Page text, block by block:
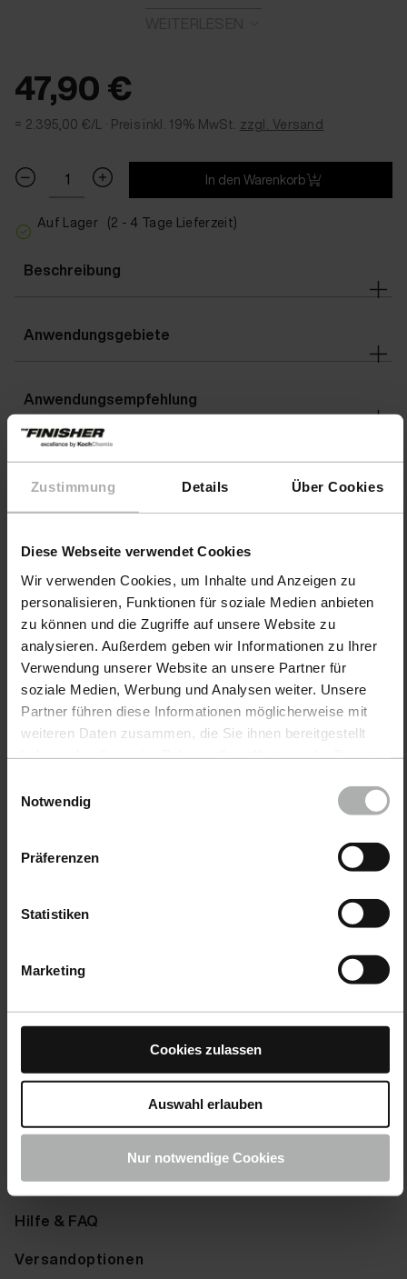
Zustimmung Details Über Cookies
Diese Webseite verwendet Cookies
Wir verwenden Cookies, um Inhalte und Anzeigen zu
personalisieren, Funktionen für soziale Medien anbieten
zu können und die Zugriffe auf unsere Website zu
analysieren. Außerdem geben wir Informationen zu Ihrer
Verwendung unserer Website an unsere Partner für
soziale Medien, Werbung und Analysen weiter. Unsere
Partner führen diese Informationen möglicherweise mit
weiteren Daten zusammen, die Sie ihnen bereitgestellt
Einstellungen zu den Cookies finden Sie unter
Notwendig
Präferenzen
Statistiken
Marketing
Cookies zulassen
Auswahl erlauben
Nur notwendige Cookies
Schleifbar und ideal zum Überfärben mit Lederfarbe
Perfekte Ergänzung zu
Schwarz oder Weiß erhältlich
47,90 €
= 2.395,00 €/L · Preis inkl. 19% MwSt. zzgl. Versand
In den Warenkorb
Auf Lager (2 - 4 Tage Lieferzeit)
Beschreibung
Anwendungsgebiete
Anwendungsempfehlung
Warnhinweise
Downloads
Sicherheitsdatenblatt
Bootspflege
COLOURLOCK Lederpflege
Farbmuster senden
Farbkarte anfordern
Service
Hilfe & FAQ
Versandoptionen